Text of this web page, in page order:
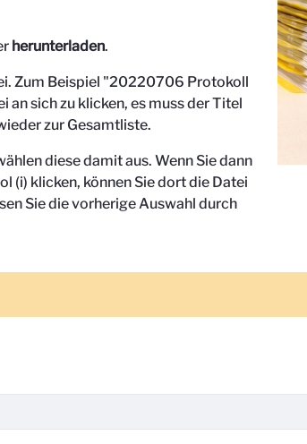
herunterladen.
Zum Beispiel "20220706 Protokoll
an sich zu klicken, es muss der Titel
zur Gesamtliste.
diese damit aus. Wenn Sie dann
(i) klicken, können Sie dort die Datei
Sie die vorherige Auswahl durch